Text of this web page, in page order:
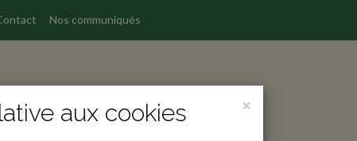
Nos communiqués
×
aux cookies